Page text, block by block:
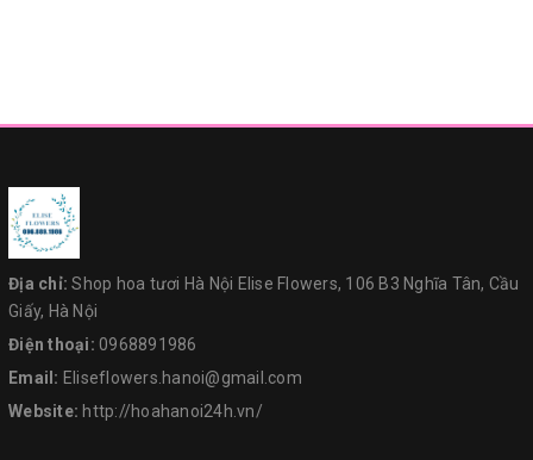
Địa chỉ:Shop hoa tươi Hà Nội Elise Flowers, 106 B3 Nghĩa Tân, Cầu
Giấy, Hà Nội
Điện thoại: 0968891986
Email: Eliseflowers.hanoi@gmail.com
Website: http://hoahanoi24h.vn/